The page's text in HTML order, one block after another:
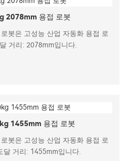
2078mm 용접 로봇
봇은 고성능 산업 자동화 용접 로
거리: 2078mm입니다.
1455mm 용접 로봇
봇은 고성능 산업 자동화 용접 로
달 거리: 1455mm입니다.